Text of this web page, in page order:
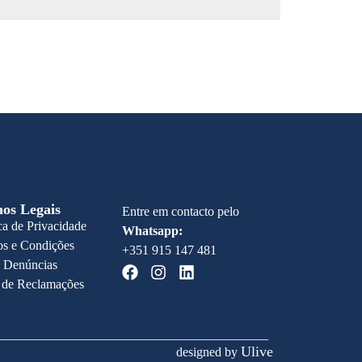
Legais
de Privacidade
e Condições
Denúncias
Reclamações
Entre em contacto pelo
Whatsapp:
+351 915 147 481
designed by Ulive